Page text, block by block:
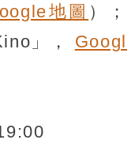
地圖 ）；
」， Googl